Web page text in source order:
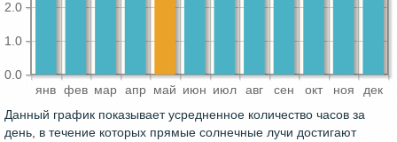
янв фев мар апр май июн июл авг сен окт ноя дек
0.0
1.0
2.0
Данный график показывает усредненное количество часов за
день, в течение которых прямые солнечные лучи достигают